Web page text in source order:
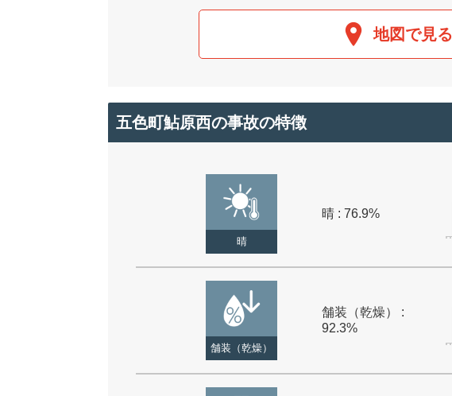
地図で見る
五色町鮎原西の事故の特徴
晴
晴 : 76.9%
舗装（乾燥）
舗装（乾燥） :
92.3%